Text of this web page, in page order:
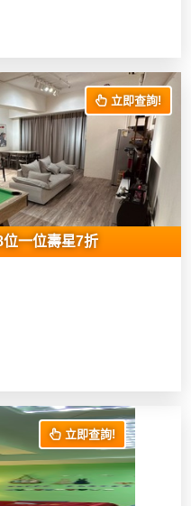
立即查詢!
一位壽星7折
立即查詢!